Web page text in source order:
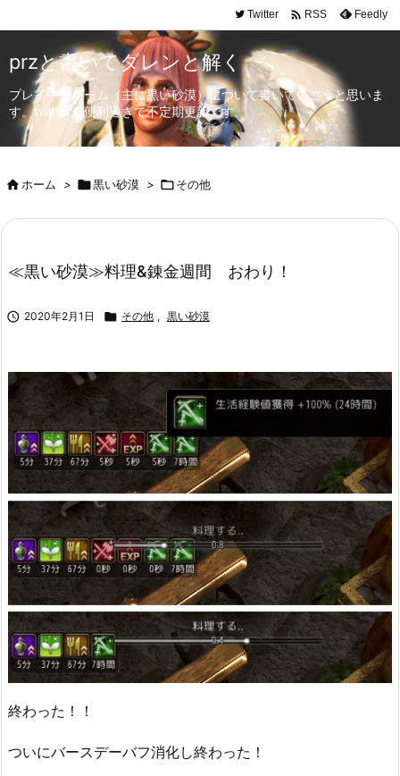
Twitter  RSS Feedly
przと書いてダレンと解く
プレイ中のゲーム（主に黒い砂漠）について書いていこうと思いま
す。twitterが便利過ぎて不定期更新です。
ホーム > 黒い砂漠 > その他
≪黒い砂漠≫料理&錬金週間 おわり！
 2020年2月1日  その他 , 黒い砂漠
終わった！！
ついにバースデーバフ消化し終わった！